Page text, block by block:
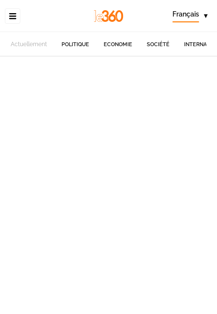
Français ▾
Actuellement POLITIQUE ECONOMIE SOCIÉTÉ